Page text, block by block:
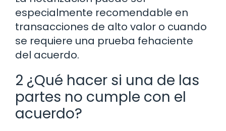
especialmente recomendable en
transacciones de alto valor o cuando
se requiere una prueba fehaciente
del acuerdo.
2 ¿Qué hacer si una de las
partes no cumple con el
acuerdo?